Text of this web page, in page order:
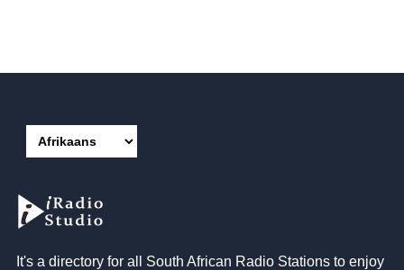
It's a directory for all South African Radio Stations to enjoy